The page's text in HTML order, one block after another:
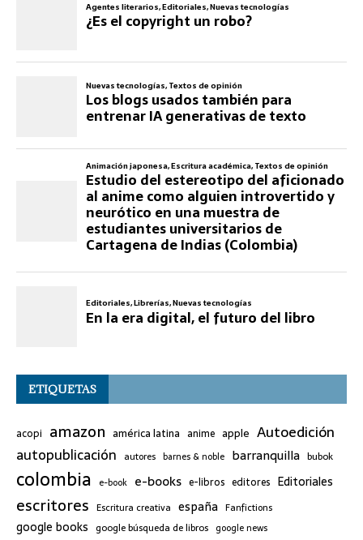
ETIQUETAS
acopi amazon américa latina anime apple Autoedición
autopublicación autores barnes & noble barranquilla bubok
colombia e-book e-books e-libros editores Editoriales
escritores Escritura creativa españa Fanfictions
google books google búsqueda de libros google news